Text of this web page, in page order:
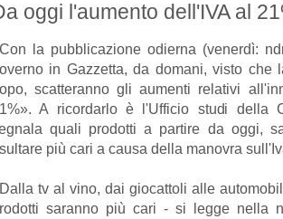
oggi l'aumento dell'IVA al
la pubblicazione odierna (venerdì:
in Gazzetta, da domani, visto
scatteranno gli aumenti relativi
A ricordarlo è l'Ufficio studi della
quali prodotti a partire da oggi,
più cari a causa della manovra
tv al vino, dai giocattoli alle
saranno più cari - si legge nella